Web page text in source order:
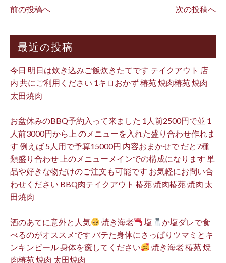
前の投稿へ 次の投稿へ
最近の投稿
今日 明日は炊き込みご飯炊きたてです テイクアウト 店
内 共にご利用ください 1キロおかず 椿苑 焼肉椿苑 焼肉
太田焼肉
お盆休みのBBQ予約入って来ました 1人前2500円で並 1
人前3000円から上 のメニューを入れた盛り合わせ作れま
す 例えば 5人用で予算15000円 内容おまかせで だと7種
類盛り合わせ 上のメニューメインでの構成になります 単
品や好きな物だけのご注文も可能です お気軽にお問い合
わせください BBQ肉テイクアウト 椿苑 焼肉椿苑 焼肉 太
田焼肉
酒のあてに意外と人気 焼き海老 塩
か塩ダレで食
べるのがオススメです バテた身体にさっぱりツマミとキ
ンキンビール 身体を癒してください
焼き海老 椿苑 焼
肉椿苑 焼肉 太田焼肉